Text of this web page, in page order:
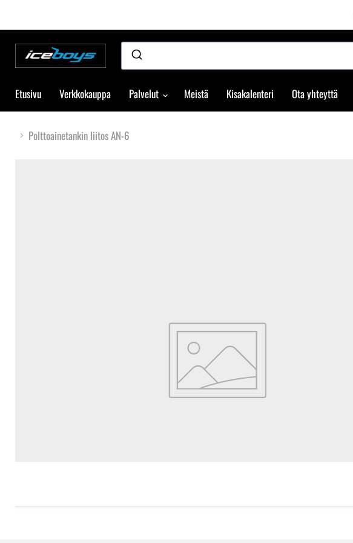
Etusivu Verkkokauppa Palvelut Meistä Kisakalenteri Ota yhteyttä
Polttoainetankin liitos AN-6